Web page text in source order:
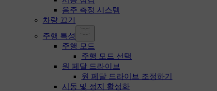
음주 측정 시스템
차량 끄기
주행 특성
주행 모드
주행 모드 선택
원 페달 드라이브
원 페달 드라이브 조정하기
시동 및 정지 활성화